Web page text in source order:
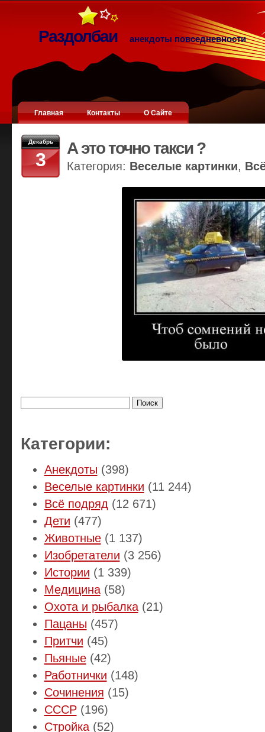
Раздолбаи анекдоты повседневности
Главная Контакты О Сайте
Декабрь
3
А это точно такси ?
Категория: Веселые картинки,
Категории:
Анекдоты (398)
Веселые картинки (11 244)
Всё подряд (12 671)
Дети (477)
Животные(1 137)
Изобретатели (3 256)
Истории (1 339)
Медицина(58)
Охота и рыбалка(21)
Пацаны (457)
Притчи (45)
Пьяные(42)
Работнички (148)
Сочинения (15)
СССР(196)
Стройка(52)